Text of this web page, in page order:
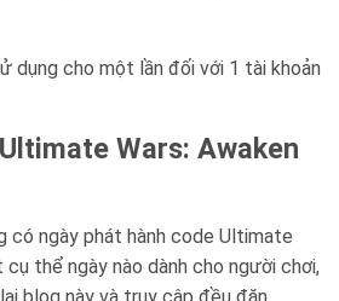
dụng cho một lần đối với 1 tài khoản
Wars: Awaken
có ngày phát hành code Ultimate
cụ thể ngày nào dành cho người chơi,